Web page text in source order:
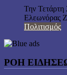
Την Τετάρτη
Ελεωνόρας
Πολιτισμός
ΡΟΗ